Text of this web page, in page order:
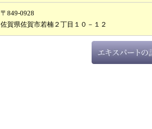
〒849-0928
佐賀県佐賀市若楠２丁目１０－１２